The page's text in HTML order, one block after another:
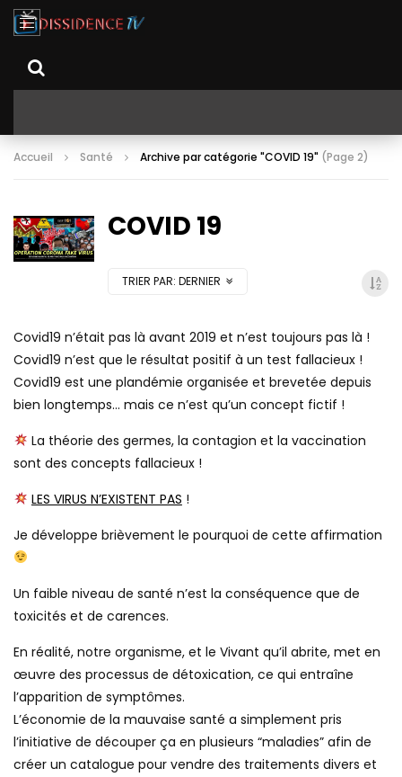
Accueil Santé Archive par catégorie "COVID 19" (Page 2)
COVID 19
TRIER PAR: DERNIER
Covid19 n’était pas là avant 2019 et n’est toujours pas là !
Covid19 n’est que le résultat positif à un test fallacieux !
Covid19 est une plandémie organisée et brevetée depuis
bien longtemps… mais ce n’est qu’un concept fictif !
La théorie des germes, la contagion et la vaccination
sont des concepts fallacieux !
LES VIRUS N’EXISTENT PAS !
Je développe brièvement le pourquoi de cette affirmation
Un faible niveau de santé n’est la conséquence que de
toxicités et de carences.
En réalité, notre organisme, et le Vivant qu’il abrite, met en
œuvre des processus de détoxication, ce qui entraîne
l’apparition de symptômes.
L’économie de la mauvaise santé a simplement pris
l’initiative de découper ça en plusieurs “maladies” afin de
créer un catalogue pour vendre des traitements divers et